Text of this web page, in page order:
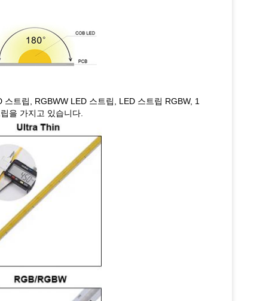
트립, RGBWW LED 스트립, LED 스트립 RGBW, 1
을 가지고 있습니다.